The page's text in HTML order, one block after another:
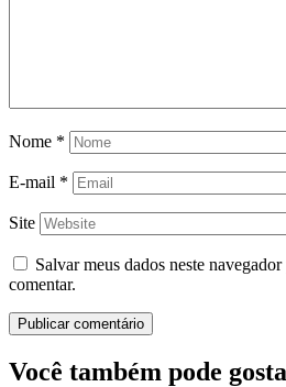
Nome *
E-mail *
Site
Salvar meus dados neste
comentar.
Você também pode